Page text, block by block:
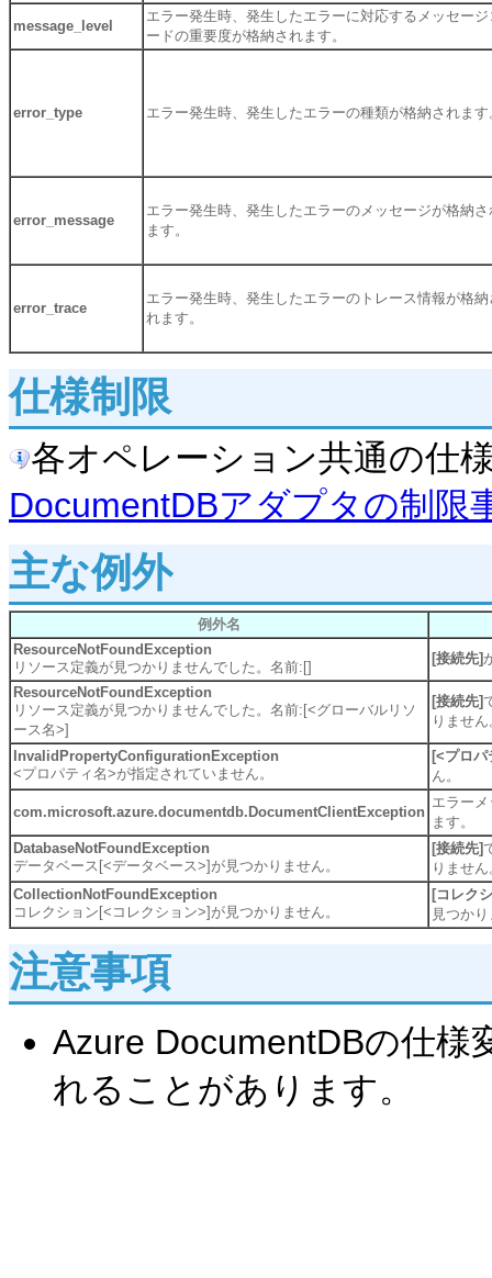
message_level
エラー発生時、発生したエラーに対応するメッセージ
ードの重要度が格納されます。
error_type エラー発生時、発生したエラーの種類が格納されます
error_message
エラー発生時、発生したエラーのメッセージが格納さ
ます。
error_trace
エラー発生時、発生したエラーのトレース情報が格納
れます。
仕様制限
各オペレーション共通の仕
DocumentDBアダプタの制限
主な例外
例外名
ResourceNotFoundException
リソース定義が見つかりませんでした。名前:[]
[接続先]
ResourceNotFoundException
リソース定義が見つかりませんでした。名前:[<グローバルリソ
ース名>]
[接続先]
りません
InvalidPropertyConfigurationException
<プロパティ名>が指定されていません。
[<プロ
ん。
com.microsoft.azure.documentdb.DocumentClientException
エラー
ます。
DatabaseNotFoundException
データベース[<データベース>]が見つかりません。
[接続先]
りません
CollectionNotFoundException
コレクション[<コレクション>]が見つかりません。
[コレク
見つか
注意事項
Azure DocumentDBの仕様
れることがあります。